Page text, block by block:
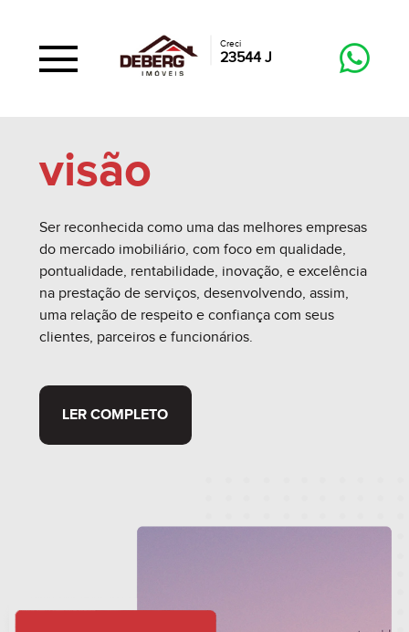
Creci
23544 J
visão
Ser reconhecida como uma das melhores empresas
do mercado imobiliário, com foco em qualidade,
pontualidade, rentabilidade, inovação, e excelência
na prestação de serviços, desenvolvendo, assim,
uma relação de respeito e confiança com seus
clientes, parceiros e funcionários.
LER COMPLETO